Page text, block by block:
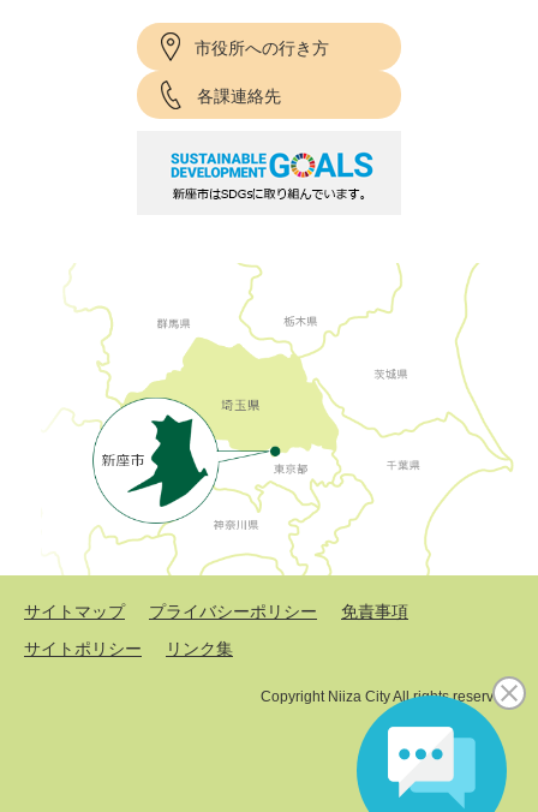
市役所への行き方
各課連絡先
サイトマップ プライバシーポリシー
免責事項
サイトポリシー
リンク集
Copyright Niiza City All rights reserved.